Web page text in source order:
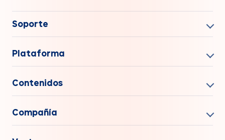
Soporte
Plataforma
Contenidos
Compañía